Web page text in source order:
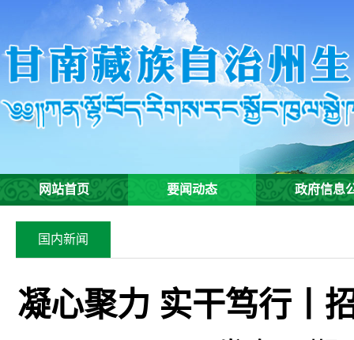
网站首页 要闻动态 政府信息
国内新闻
凝心聚力 实干笃行丨